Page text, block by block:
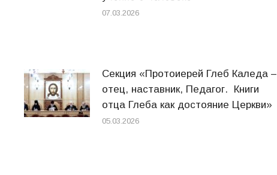
07.03.2026
Секция «Протоиерей Глеб Каледа –
отец, наставник, Педагог. Книги
отца Глеба как достояние Церкви»
05.03.2026